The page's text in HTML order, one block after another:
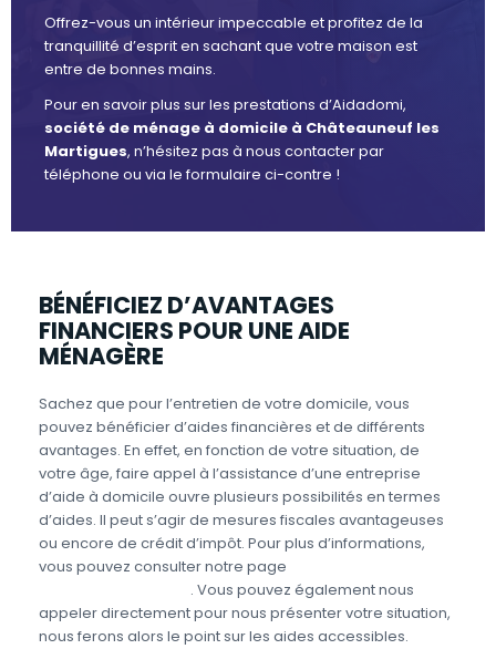
Offrez-vous un intérieur impeccable et profitez de la
tranquillité d’esprit en sachant que votre maison est
entre de bonnes mains.
Pour en savoir plus sur les prestations d’Aidadomi,
société de ménage à domicile à Châteauneuf les
Martigues, n’hésitez pas à nous contacter par
téléphone ou via le formulaire ci-contre !
BÉNÉFICIEZ D’AVANTAGES
FINANCIERS POUR UNE AIDE
MÉNAGÈRE
Sachez que pour l’entretien de votre domicile, vous
pouvez bénéficier d’aides financières et de différents
avantages. En effet, en fonction de votre situation, de
votre âge, faire appel à l’assistance d’une entreprise
d’aide à domicile ouvre plusieurs possibilités en termes
d’aides. Il peut s’agir de mesures fiscales avantageuses
ou encore de crédit d’impôt. Pour plus d’informations,
vous pouvez consulter notre page
. Vous pouvez également nous
appeler directement pour nous présenter votre situation,
nous ferons alors le point sur les aides accessibles.